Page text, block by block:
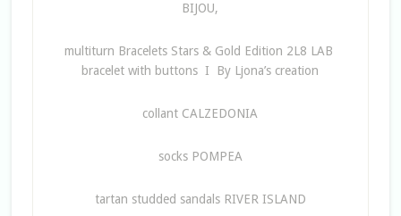
BIJOU,
multiturn Bracelets Stars & Gold Edition 2L8 LAB
bracelet with buttons I By Ljona’s creation
collant CALZEDONIA
socks POMPEA
tartan studded sandals RIVER ISLAND